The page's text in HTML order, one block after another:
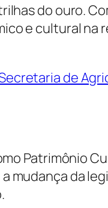
do ouro.
e cultural na
de
Patrimônio
mudança da